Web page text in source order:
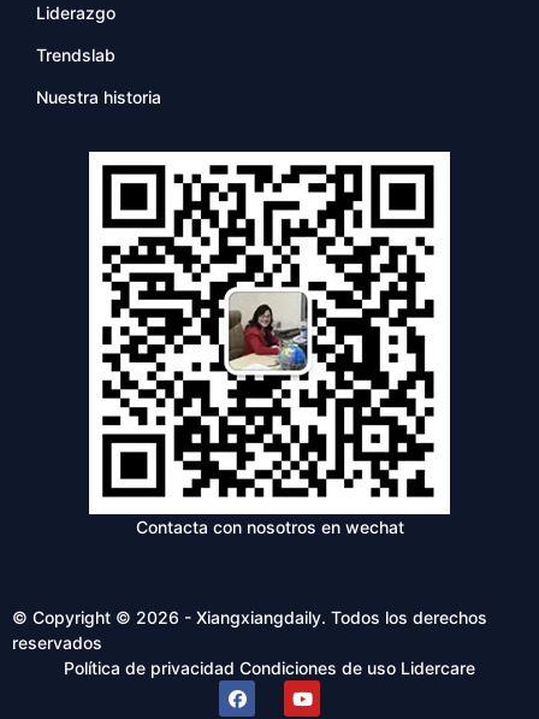
Liderazgo
Trendslab
Nuestra historia
Contacta con nosotros en wechat
© Copyright © 2026 - Xiangxiangdaily. Todos los derechos
reservados
Política de privacidad Condiciones de uso Lidercare